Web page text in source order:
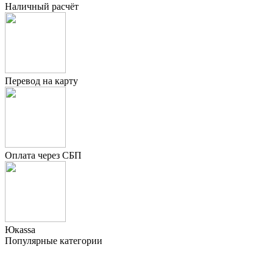
Наличный расчёт
Перевод на карту
Оплата через СБП
Юкаssа
Популярные категории